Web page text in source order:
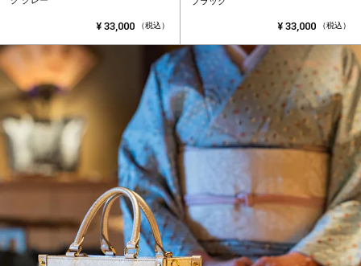
¥ 33,000 （税込） ¥ 33,000 （税込）